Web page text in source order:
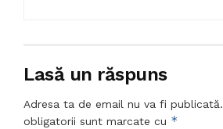
Lasă un răspuns
Adresa ta de email nu va fi publicată.
obligatorii sunt marcate cu *